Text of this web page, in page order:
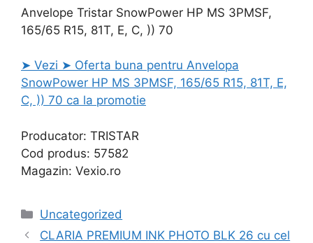
Anvelope Tristar SnowPower HP MS 3PMSF,
165/65 R15, 81T, E, C, )) 70
➤ Vezi ➤ Oferta buna pentru Anvelopa
SnowPower HP MS 3PMSF, 165/65 R15, 81T, E,
C, )) 70 ca la promotie
Producator: TRISTAR
Cod produs: 57582
Magazin: Vexio.ro
Categories
Uncategorized
CLARIA PREMIUM INK PHOTO BLK 26 cu cel